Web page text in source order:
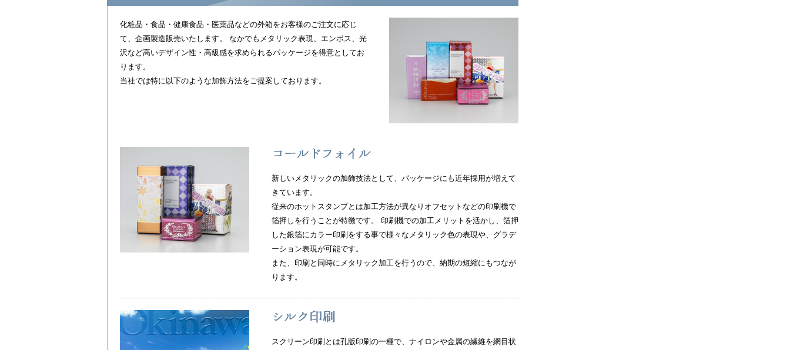
化粧品・食品・健康食品・医薬品などの外箱をお客様のご注文に応じ
て、企画製造販売いたします。 なかでもメタリック表現、エンボス、光
沢など高いデザイン性・高級感を求められるパッケージを得意としてお
ります。
当社では特に以下のような加飾方法をご提案しております。
新しいメタリックの加飾技法として、パッケージにも近年採用が増えて
きています。
従来のホットスタンプとは加工方法が異なりオフセットなどの印刷機で
箔押しを行うことが特徴です。 印刷機での加工メリットを活かし、箔押
した銀箔にカラー印刷をする事で様々なメタリック色の表現や、グラデ
ーション表現が可能です。
また、印刷と同時にメタリック加工を行うので、納期の短縮にもつなが
ります。
スクリーン印刷とは孔版印刷の一種で、ナイロンや金属の繊維を網目状